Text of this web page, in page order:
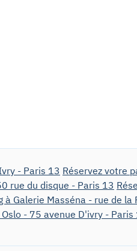
- Paris 13 Réservez votre
rue du disque - Paris 13
à Galerie Masséna - rue de
- 75 avenue D'ivry - Paris